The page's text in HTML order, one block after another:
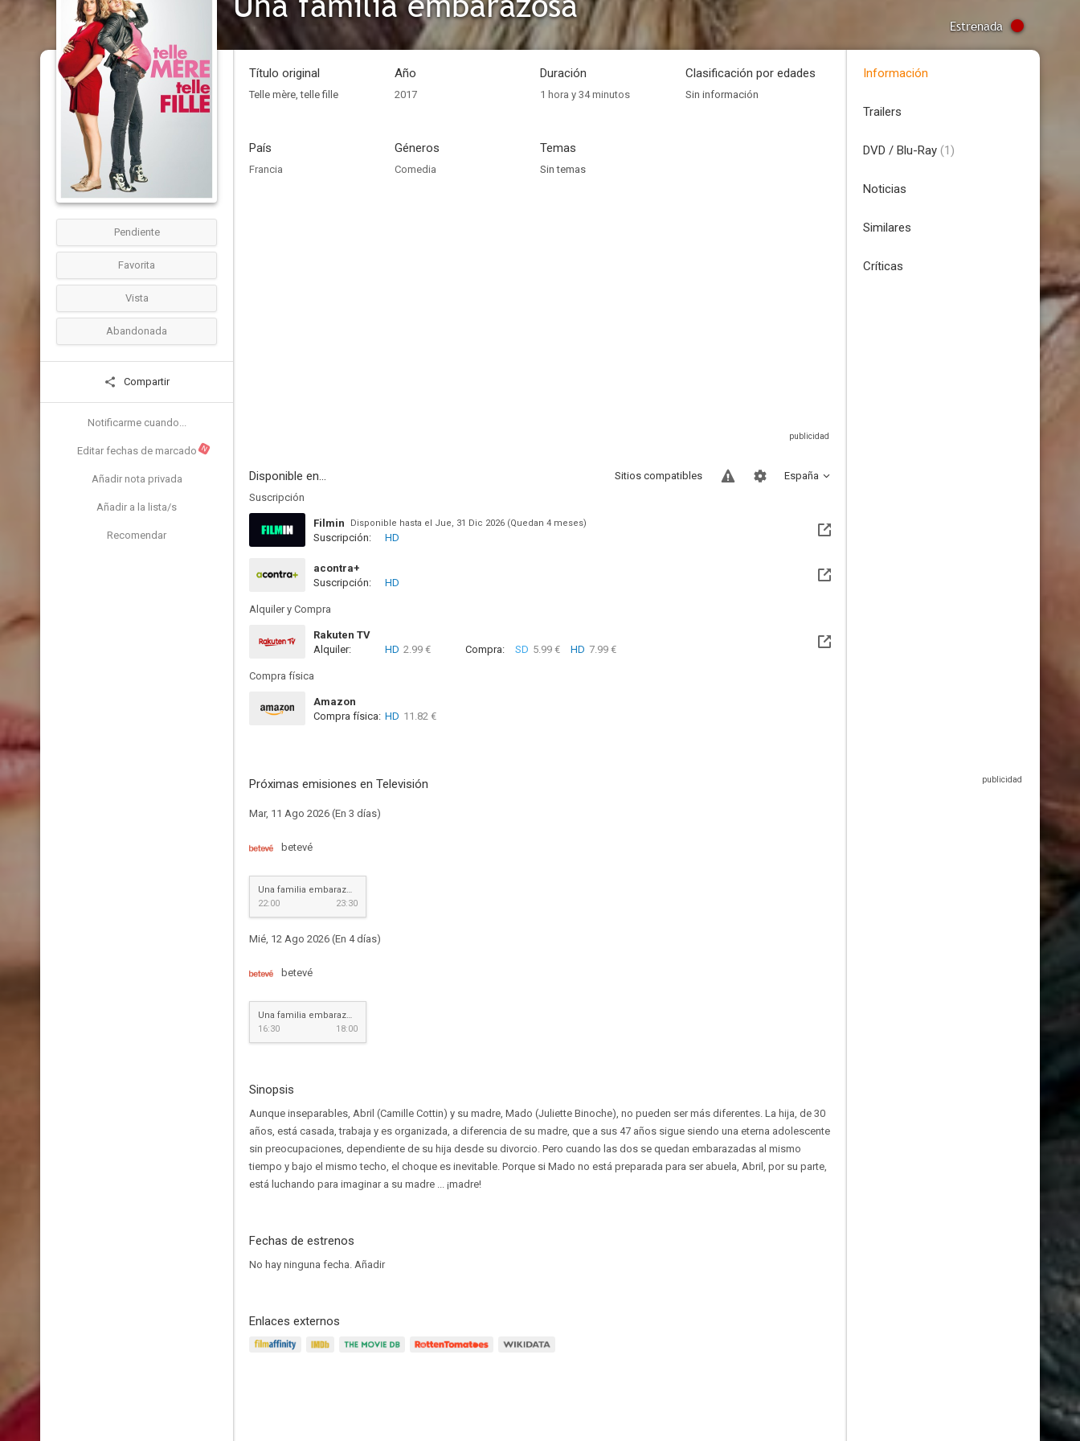
Estrenada
Pendiente
Favorita
Vista
Abandonada
Compartir
Notificarme cuando...
Editar fechas de marcado N
Añadir nota privada
Añadir a la lista/s
Recomendar
Título original
Telle mère, telle fille
Año
2017
Duración
1 hora y 34 minutos
Clasificación por edades
Sin información
País
Francia
Géneros
Comedia
Temas
Sin temas
Disponible en... España
Sitios compatibles
Suscripción
Filmin Disponible hasta el Jue, 31 Dic 2026 (Quedan 4 meses)
Suscripción: HD
acontra+
Suscripción:
HD
Alquiler y Compra
Rakuten TV
Alquiler:
HD 2.99 € Compra: SD 5.99 € HD 7.99 €
Compra física
Amazon
Compra física: HD 11.82 €
Próximas emisiones en Televisión
Mar, 11 Ago 2026 (En 3 días)
betevé
Una familia embarazosa
22:00
23:30
Mié, 12 Ago 2026 (En 4 días)
betevé
Una familia embarazosa
16:30
18:00
Sinopsis
Aunque inseparables, Abril (Camille Cottin) y su madre, Mado (Juliette Binoche), no pueden ser más diferentes. La hija, de 30
años, está casada, trabaja y es organizada, a diferencia de su madre, que a sus 47 años sigue siendo una eterna adolescente
sin preocupaciones, dependiente de su hija desde su divorcio. Pero cuando las dos se quedan embarazadas al mismo
tiempo y bajo el mismo techo, el choque es inevitable. Porque si Mado no está preparada para ser abuela, Abril, por su parte,
está luchando para imaginar a su madre ... ¡madre!
Fechas de estrenos
No hay ninguna fecha. Añadir
Enlaces externos
Información
Trailers
DVD / Blu-Ray (1)
Noticias
Similares
Críticas